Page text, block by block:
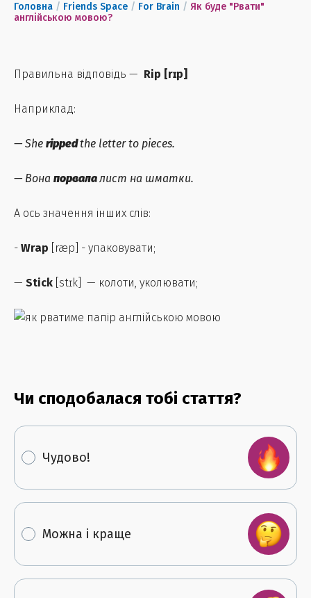
Головна / Friends Space / For Brain / Як буде "Рвати"
англійською мовою?
Правильна відповідь — Rip [rɪp]
Наприклад:
— She rippedthe letter to pieces.
— Вона порвалалист на шматки.
А ось значення інших слів:
- Wrap [ræp] - упаковувати;
— Stick [stɪk] — колоти, уколювати;
Чи сподобалася тобі стаття?
Чудово!
Можна і краще